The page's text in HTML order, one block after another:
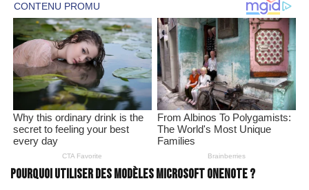
Pourquoi utiliser des modèles Microsoft OneNote ?